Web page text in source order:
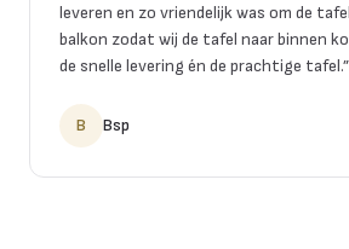
leveren en zo vriendelijk was om de
balkon zodat wij de tafel naar binnen
de snelle levering én de prachtige tafel.”
B Bsp